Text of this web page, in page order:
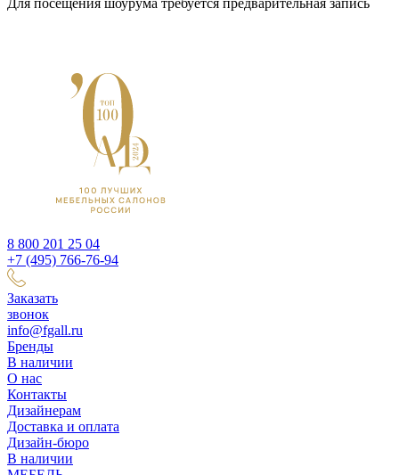
8 800 201 25 04
+7 (495) 766-76-94
Заказать
звонок
info@fgall.ru
Бренды
В наличии
О нас
Контакты
Дизайнерам
Доставка и оплата
Дизайн-бюро
В наличии